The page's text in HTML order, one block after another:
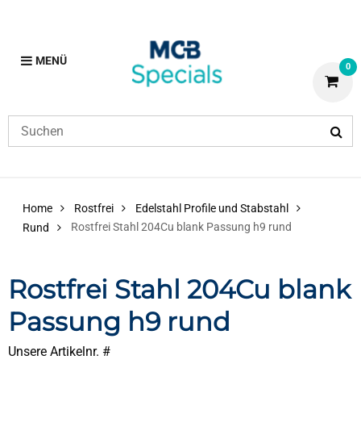
MENÜ 0
Home Rostfrei
Edelstahl Profile und Stabstahl
Rund
Rostfrei Stahl 204Cu blank Passung h9 rund
Rostfrei Stahl 204Cu blank
Passung h9 rund
Unsere Artikelnr. #